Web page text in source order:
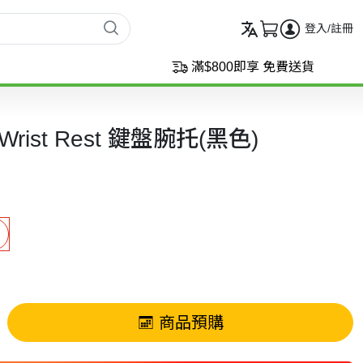
登入/註冊
滿$800即享 免費送貨
Rest 鍵盤腕托(黑色)
商品預購